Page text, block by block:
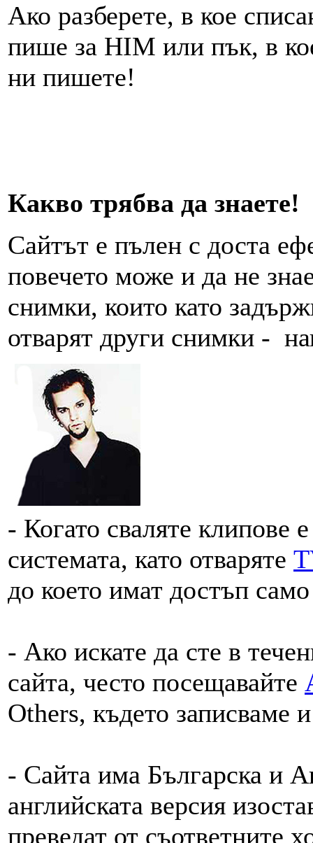
Ако разберете, в кое
пише за HIM или пък, в
ни пишете!
Какво трябва да знаете!
Сайтът е пълен с доста
повечето може и да не
снимки, които като
отварят други снимки -
- Когато сваляте клипове
системата, като отваряте
до което имат достъп
- Ако искате да сте в
сайта, често посещавайте
Others, където записваме
- Сайта има Българска и
английската версия
преведат от съответните